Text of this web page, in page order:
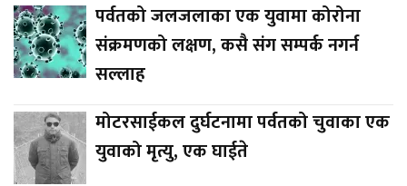
पर्वतको जलजलाका एक युवामा कोरोना
संक्रमणको लक्षण, कसै संग सम्पर्क नगर्न
सल्लाह
मोटरसाईकल दुर्घटनामा पर्वतको चुवाका एक
युवाको मृत्यु, एक घाईते